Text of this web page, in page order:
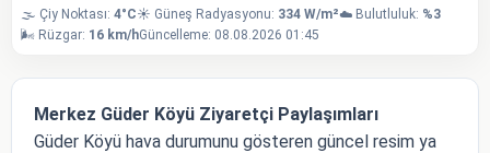
🌫️ Çiy Noktası: 4°C☀️ Güneş Radyasyonu: 334 W/m²☁️ Bulutluluk: %3
🌬️ Rüzgar: 16 km/hGüncelleme: 08.08.2026 01:45
Merkez Güder Köyü Ziyaretçi Paylaşımları
Güder Köyü hava durumunu gösteren güncel resim ya